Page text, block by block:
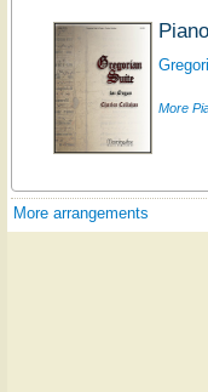
More
More arrangements